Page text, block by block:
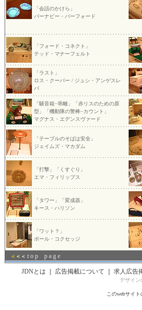
「会話のかけら」
バーナビー・バーフォード
「フォード・コネクト」
テッド・マナーフェルト
「ラスト」
ロス・クーパー / ジュシ・アンゲスレ
バ
「騒音箱−乖離」「赤リスのための原
型」「機動隊の警棒−カウント」
マグナス・エデンスヴァード
「テーブルのそばは安全」
ジェイムズ・マカダム
「打撃」「くすぐり」
エマ・フィリップス
「タワー」「変成器」
キース・ハリソン
「ワット？」
ポール・コクセッジ
＜ ＜ ＜ t o p p a g e
JDNとは 広告掲載について 求人広告
デザイン
このwebサイ